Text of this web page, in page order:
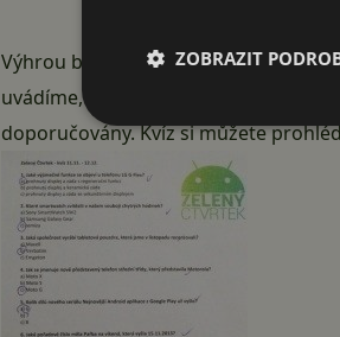
Výhrou byla androidí trička a
uvádíme, že kvíz z prvního setkání
doporučovány. Kvíz si můžete
ZOBRAZIT